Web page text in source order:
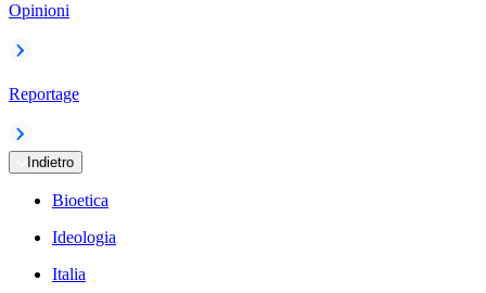
Opinioni
Reportage
Indietro
Bioetica
Ideologia
Italia